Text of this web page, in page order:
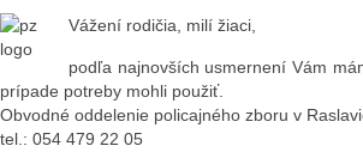
Vážení rodičia, milí žiaci,
podľa najnovších usmernení Vám
prípade potreby mohli použiť.
Obvodné oddelenie policajného zboru v
tel.: 054 479 22 05